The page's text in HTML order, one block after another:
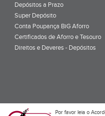
Depósitos a Prazo
Super Depósito
Conta Poupança BiG Aforro
Certificados de Aforro e Tesouro
Direitos e Deveres - Depósitos
Por favor leia o